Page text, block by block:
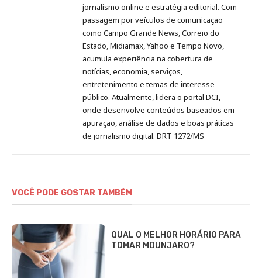
Pinterest
LinkedInInstagram
FacebookMalagolini
jornalismo online e estratégia editorial. Com
passagem por veículos de comunicação
como Campo Grande News, Correio do
Estado, Midiamax, Yahoo e Tempo Novo,
acumula experiência na cobertura de
notícias, economia, serviços,
entretenimento e temas de interesse
público. Atualmente, lidera o portal DCI,
onde desenvolve conteúdos baseados em
apuração, análise de dados e boas práticas
de jornalismo digital. DRT 1272/MS
VOCÊ PODE GOSTAR TAMBÉM
QUAL O MELHOR HORÁRIO PARA
TOMAR MOUNJARO?